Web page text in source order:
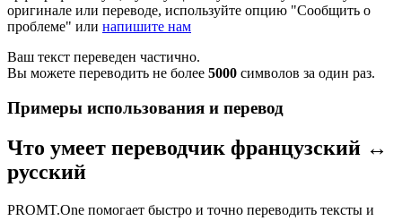
оригинале или переводе, используйте опцию "Сообщить о
проблеме" или напишите нам
Ваш текст переведен частично.
Вы можете переводить не более 5000 символов за один раз.
Примеры использования и перевод
Что умеет переводчик французский ↔
русский
PROMT.One помогает быстро и точно переводить тексты и